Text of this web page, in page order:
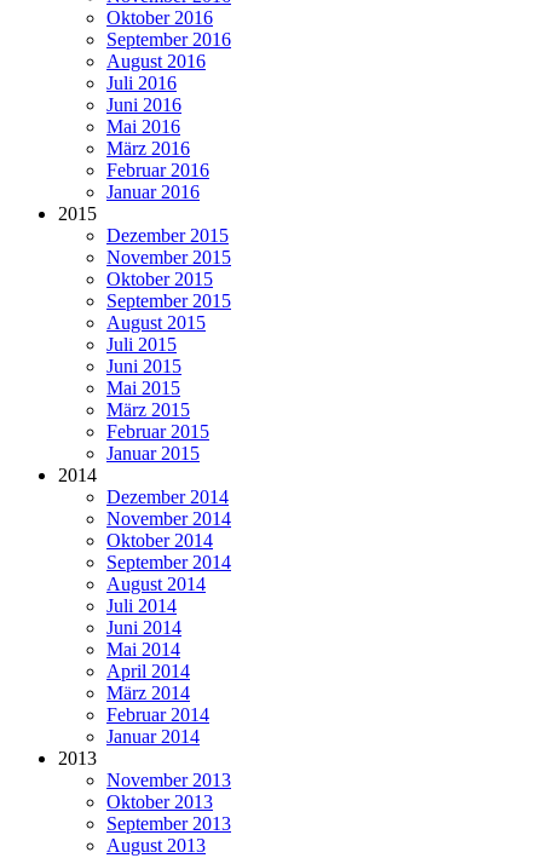
Oktober 2016
September 2016
August 2016
Juli 2016
Juni 2016
Mai 2016
März 2016
Februar 2016
Januar 2016
2015
Dezember 2015
November 2015
Oktober 2015
September 2015
August 2015
Juli 2015
Juni 2015
Mai 2015
März 2015
Februar 2015
Januar 2015
2014
Dezember 2014
November 2014
Oktober 2014
September 2014
August 2014
Juli 2014
Juni 2014
Mai 2014
April 2014
März 2014
Februar 2014
Januar 2014
2013
November 2013
Oktober 2013
September 2013
August 2013